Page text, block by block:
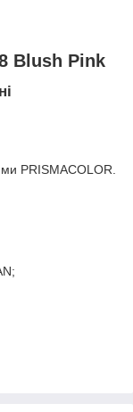
Blush Pink
PRISMACOLOR.